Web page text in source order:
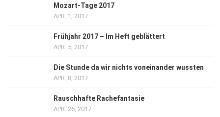
Mozart-Tage 2017
APR. 1, 2017
Frühjahr 2017 – Im Heft geblättert
APR. 5, 2017
Die Stunde da wir nichts voneinander wussten
APR. 8, 2017
Rauschhafte Rachefantasie
APR. 26, 2017